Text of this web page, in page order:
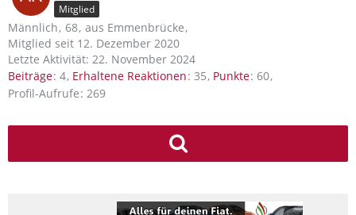
Mitglied
Männlich 68 aus Emmenbrücke
Mitglied seit 12. Dezember 2020
Letzte Aktivität: 22. November 2024
Beiträge 4 Erhaltene Reaktionen 35 Punkte 60
Profil-Aufrufe 269